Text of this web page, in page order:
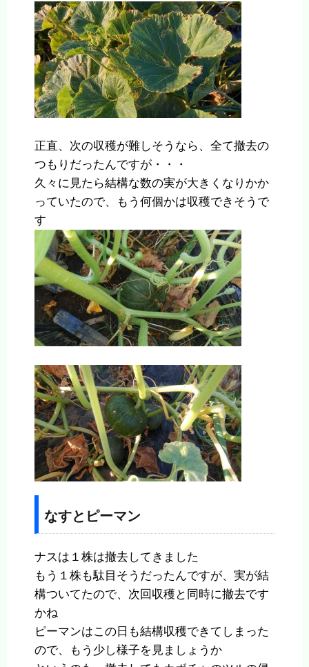
正直、次の収穫が難しそうなら、全て撤去の
つもりだったんですが・・・
久々に見たら結構な数の実が大きくなりかか
っていたので、もう何個かは収穫できそうで
す
なすとピーマン
ナスは１株は撤去してきました
もう１株も駄目そうだったんですが、実が結
構ついてたので、次回収穫と同時に撤去です
かね
ピーマンはこの日も結構収穫できてしまった
ので、もう少し様子を見ましょうか